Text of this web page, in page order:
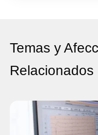
Temas y
Relacionados